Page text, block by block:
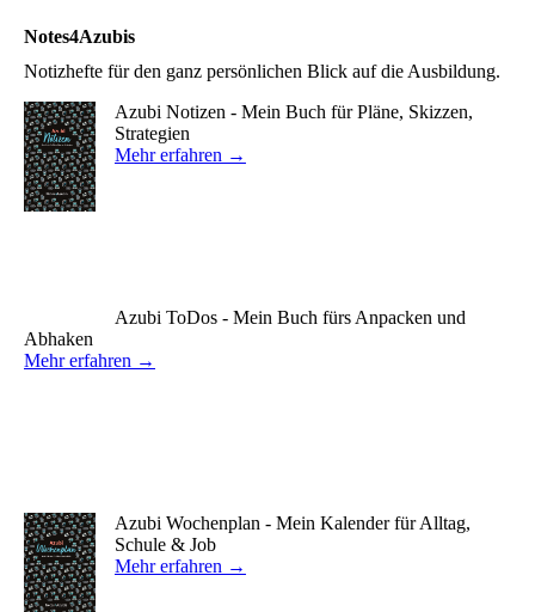
Notes4Azubis
Notizhefte für den ganz persönlichen Blick auf die Ausbildung.
Azubi Notizen - Mein Buch für Pläne, Skizzen,
Strategien
Mehr erfahren →
Azubi ToDos - Mein Buch fürs Anpacken und
Abhaken
Mehr erfahren →
Azubi Wochenplan - Mein Kalender für Alltag,
Schule & Job
Mehr erfahren →